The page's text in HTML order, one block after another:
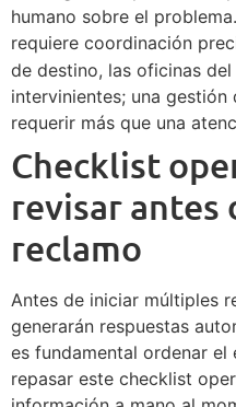
humano sobre el
requiere coordinación
de destino, las oficinas del
intervinientes; una gestión
requerir más que una
Checklist
revisar antes
reclamo
Antes de iniciar múltiples
generarán respuestas
es fundamental ordenar el
repasar este checklist